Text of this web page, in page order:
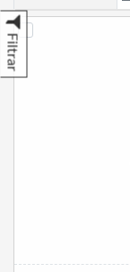
Filtrar